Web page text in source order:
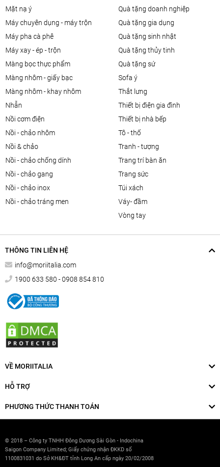
mặt nạ ý
máy chuyên dụng - máy trộn
máy pha cà phê
máy xay - ép - trộn
màng bọc thực phẩm
màng nhôm - giấy bạc
màng nhôm - khay nhôm
nhẫn
nồi cơm điện
nồi - chảo nhôm
nồi & chảo
nồi - chảo chống dính
nồi - chảo gang
nồi - chảo inox
nồi - chảo tráng men
quà tặng doanh nghiệp
quà tặng gia dụng
quà tặng sinh nhật
quà tặng thủy tinh
quà tặng sứ
sofa ý
thắt lưng
thiết bị điện gia đình
thiết bị nhà bếp
tô - thố
tranh - tượng
trang trí bàn ăn
trang sức
túi xách
váy- đầm
vòng tay
THÔNG TIN LIÊN HỆ
info@moriitalia.com
1900 633 580 - 0908 854 810
VỀ MORIITALIA
HỖ TRỢ
PHƯƠNG THỨC THANH TOÁN
© 2018 – Công ty TNHH Đông Dương Sài Gòn - Indochina
Saigon Company Limited; Giấy chứng nhận ĐKKD số
1100831031 do Sở KH&ĐT tỉnh Long An cấp ngày 20/02/2008